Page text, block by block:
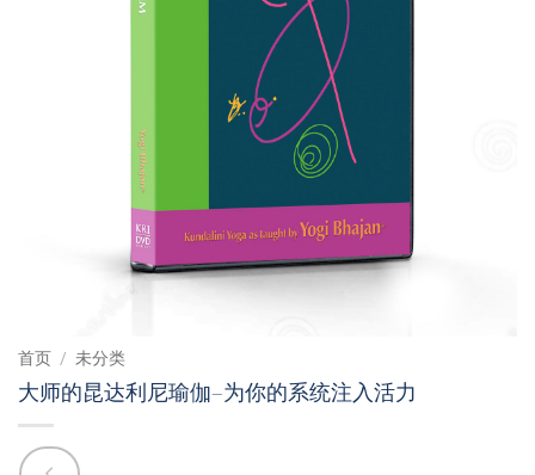
首页 / 未分类
大师的昆达利尼瑜伽–为你的系统注入活力